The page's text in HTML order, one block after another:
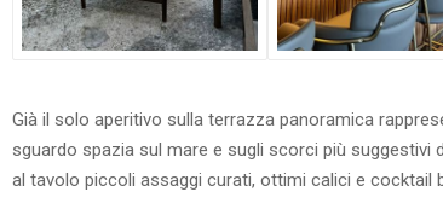
Già il solo aperitivo sulla terrazza panoramica
sguardo spazia sul mare e sugli scorci più suggestivi
al tavolo piccoli assaggi curati, ottimi calici e cocktail